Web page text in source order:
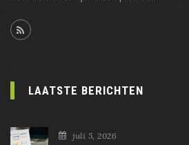
LAATSTE BERICHTEN
juli 5, 2026